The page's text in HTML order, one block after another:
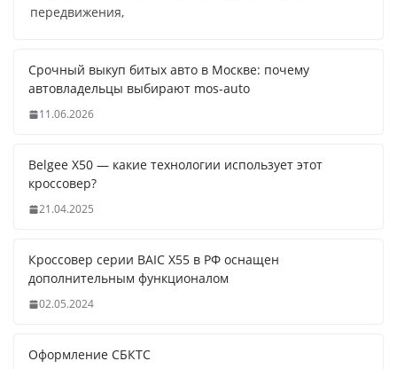
передвижения,
Срочный выкуп битых авто в Москве: почему
автовладельцы выбирают mos-auto
11.06.2026
Belgee X50 — какие технологии использует этот
кроссовер?
21.04.2025
Кроссовер серии BAIC X55 в РФ оснащен
дополнительным функционалом
02.05.2024
Оформление СБКТС